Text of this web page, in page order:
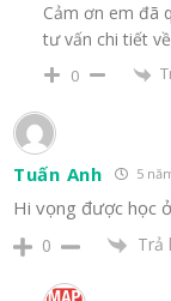
Cảm ơn em đã
tư vấn chi tiết
0
Tuấn Anh 5
Hi vọng được học
0 Trả